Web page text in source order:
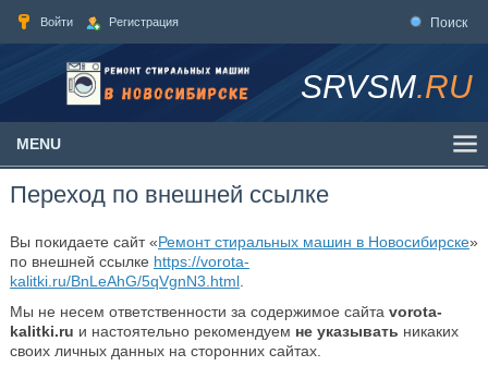
Войти Регистрация Поиск
SRVSM.RU
MENU
Переход по внешней ссылке
Вы покидаете сайт «Ремонт стиральных машин в Новосибирске»
по внешней ссылке https://vorota-
kalitki.ru/BnLeAhG/5qVgnN3.html.
Мы не несем ответственности за содержимое сайта vorota-
kalitki.ru и настоятельно рекомендуем не указывать никаких
своих личных данных на сторонних сайтах.